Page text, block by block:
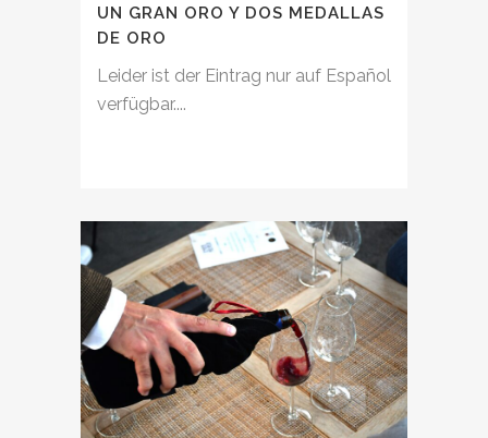
UN GRAN ORO Y DOS MEDALLAS
DE ORO
Leider ist der Eintrag nur auf Español
verfügbar....